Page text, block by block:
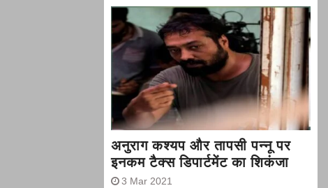
अनुराग कश्यप और तापसी पन्नू पर
इनकम टैक्स डिपार्टमेंट का शिकंजा
3 Mar 2021